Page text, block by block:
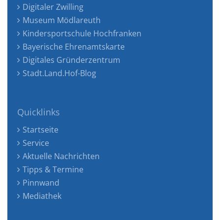
Digitaler Zwilling
Museum Mödlareuth
Kindersportschule Hochfranken
Bayerische Ehrenamtskarte
Digitales Gründerzentrum
Stadt.Land.Hof-Blog
Quicklinks
Startseite
Service
Aktuelle Nachrichten
Tipps & Termine
Pinnwand
Mediathek